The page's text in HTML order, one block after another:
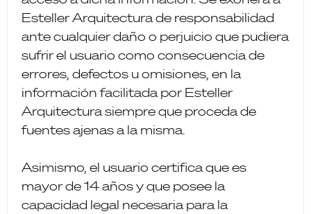
Esteller Arquitectura de responsabilidad
ante cualquier daño o perjuicio que pudiera
sufrir el usuario como consecuencia de
errores, defectos u omisiones, en la
información facilitada por Esteller
Arquitectura siempre que proceda de
fuentes ajenas a la misma.
Asimismo, el usuario certifica que es
mayor de 14 años y que posee la
capacidad legal necesaria para la